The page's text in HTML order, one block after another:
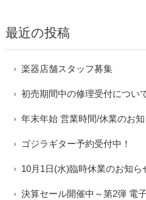
最近の投稿
楽器店舗スタッフ募集
初売期間中の修理受付につい
年末年始 営業時間/休業のお
ゴジラギター予約受付中！
10月1日(水)臨時休業のお知ら
決算セール開催中～第2弾 電